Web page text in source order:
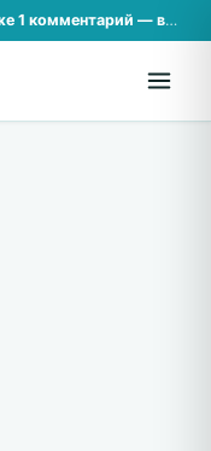
комментарий — возможно, ответ там!